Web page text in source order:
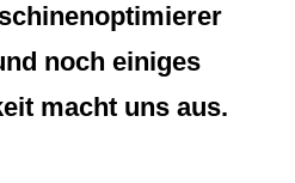
noch einiges
macht uns aus.